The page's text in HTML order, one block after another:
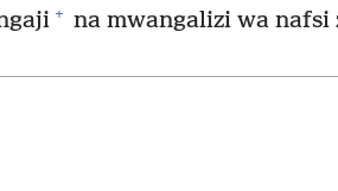
+ na mwangalizi wa nafsi